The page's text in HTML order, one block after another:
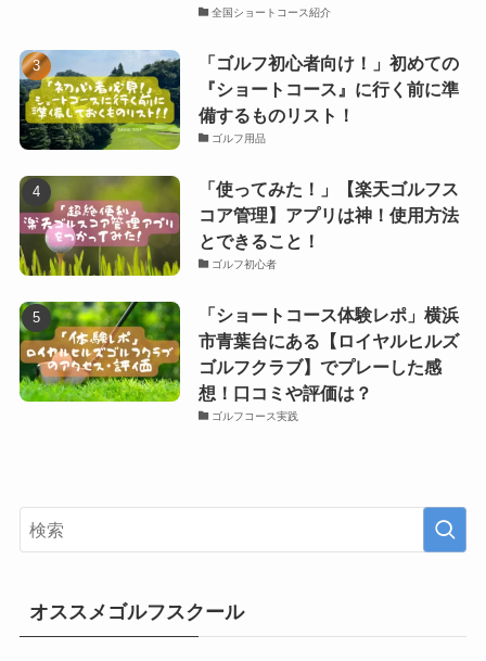
全国ショートコース紹介
「ゴルフ初心者向け！」初めての
『ショートコース』に行く前に準
備するものリスト！
ゴルフ用品
「使ってみた！」【楽天ゴルフス
コア管理】アプリは神！使用方法
とできること！
ゴルフ初心者
「ショートコース体験レポ」横浜
市青葉台にある【ロイヤルヒルズ
ゴルフクラブ】でプレーした感
想！口コミや評価は？
ゴルフコース実践
オススメゴルフスクール